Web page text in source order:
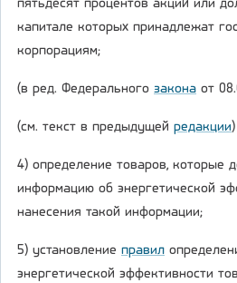
пятьдесят процентов акций или
капитале которых принадлежат
корпорациям;
(в ред. Федерального закона от
(см. текст в предыдущей редакции)
4) определение товаров, которые
информацию об энергетической
нанесения такой информации;
5) установление правил
энергетической эффективности